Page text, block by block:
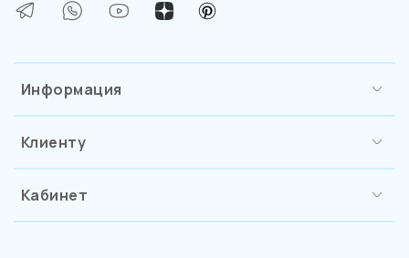
Информация
Клиенту
Кабинет